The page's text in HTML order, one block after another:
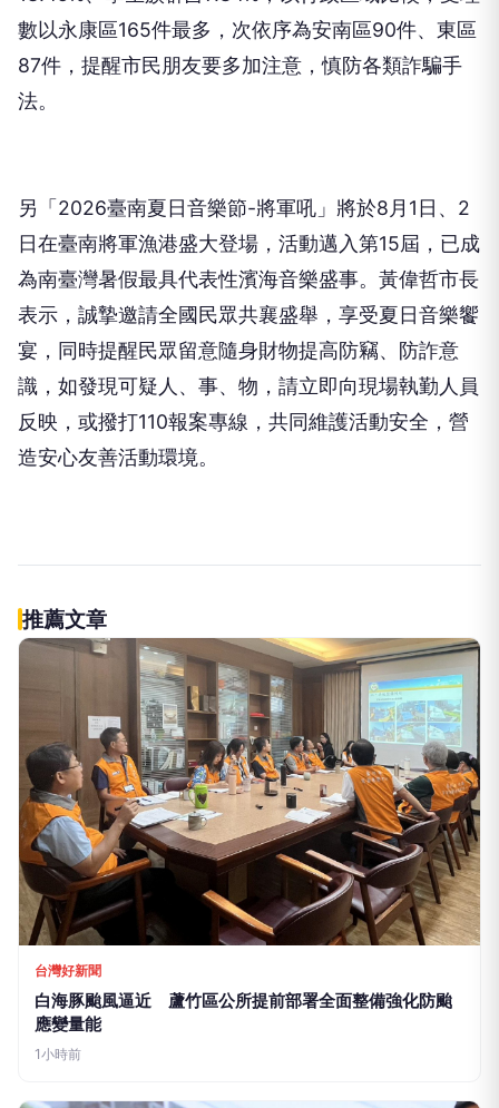
數以永康區165件最多，次依序為安南區90件、東區
87件，提醒市民朋友要多加注意，慎防各類詐騙手
法。
另「2026臺南夏日音樂節-將軍吼」將於8月1日、2
日在臺南將軍漁港盛大登場，活動邁入第15屆，已成
為南臺灣暑假最具代表性濱海音樂盛事。黃偉哲市長
表示，誠摯邀請全國民眾共襄盛舉，享受夏日音樂饗
宴，同時提醒民眾留意隨身財物提高防竊、防詐意
識，如發現可疑人、事、物，請立即向現場執勤人員
反映，或撥打110報案專線，共同維護活動安全，營
造安心友善活動環境。
說愛妳！
PR
的投資，把握現在不嫌晚！
台灣癌症基金會
做到這點才有資格說愛你
台灣癌症基金會
推薦文章